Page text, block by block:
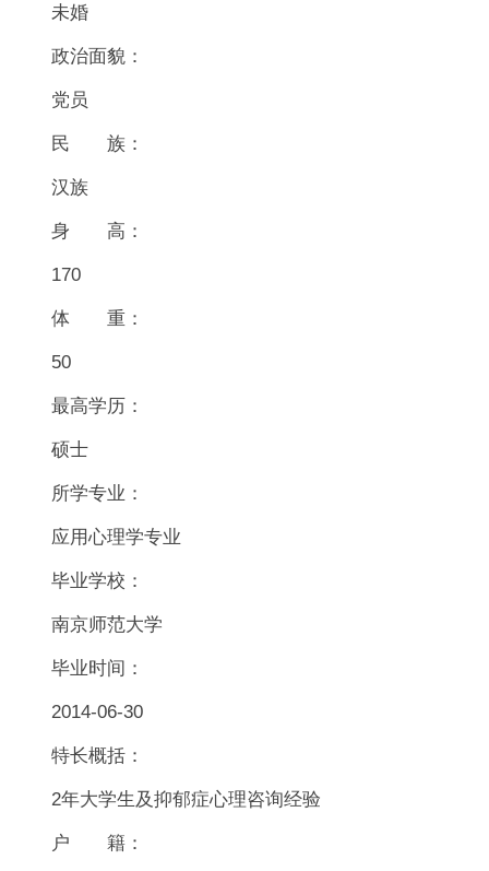
未婚
政治面貌：
党员
民 族：
汉族
身 高：
170
体 重：
50
最高学历：
硕士
所学专业：
应用心理学专业
毕业学校：
南京师范大学
毕业时间：
2014-06-30
特长概括：
2年大学生及抑郁症心理咨询经验
户 籍：